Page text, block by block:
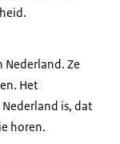
Nederland. Ze
Het
is, dat
horen.